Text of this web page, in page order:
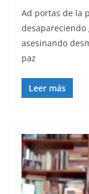
Ad portas de la
desapareciendo
asesinando
paz
Leer más